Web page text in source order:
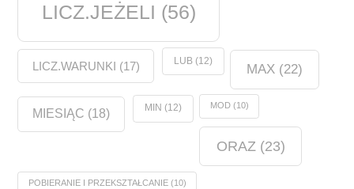
LICZ.JEŻELI (56)
LICZ.WARUNKI (17) LUB(12)
MAX(22)
MIESIĄC (18) MIN (12) MOD(10)
ORAZ (23)
POBIERANIE I PRZEKSZTAŁCANIE(10)